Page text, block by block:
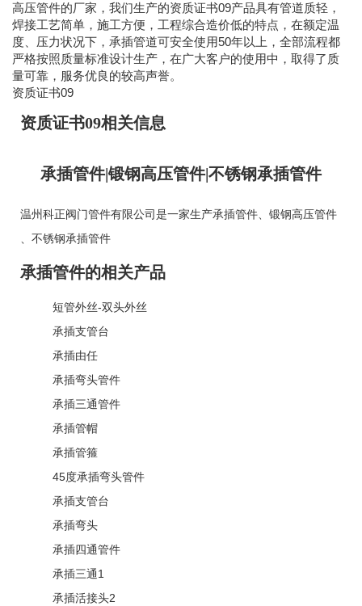
高压管件的厂家，我们生产的资质证书09产品具有管道质轻，
焊接工艺简单，施工方便，工程综合造价低的特点，在额定温
度、压力状况下，承插管道可安全使用50年以上，全部流程都
严格按照质量标准设计生产，在广大客户的使用中，取得了质
量可靠，服务优良的较高声誉。
资质证书09
资质证书09相关信息
承插管件|锻钢高压管件|不锈钢承插管件
温州科正阀门管件有限公司是一家生产承插管件、 锻钢高压管件
、 不锈钢承插管件
承插管件的相关产品
短管外丝-双头外丝
承插支管台
承插由任
承插弯头管件
承插三通管件
承插管帽
承插管箍
45度承插弯头管件
承插支管台
承插弯头
承插四通管件
承插三通1
承插活接头2